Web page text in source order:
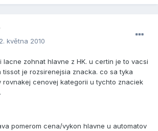
května 2010
lacne zohnat hlavne z HK. u certin je to vacsi
tissot je rozsirenejsia znacka. co sa tyka
rovnakej cenovej kategorii u tychto znaciek
pomerom cena/vykon hlavne u automatov